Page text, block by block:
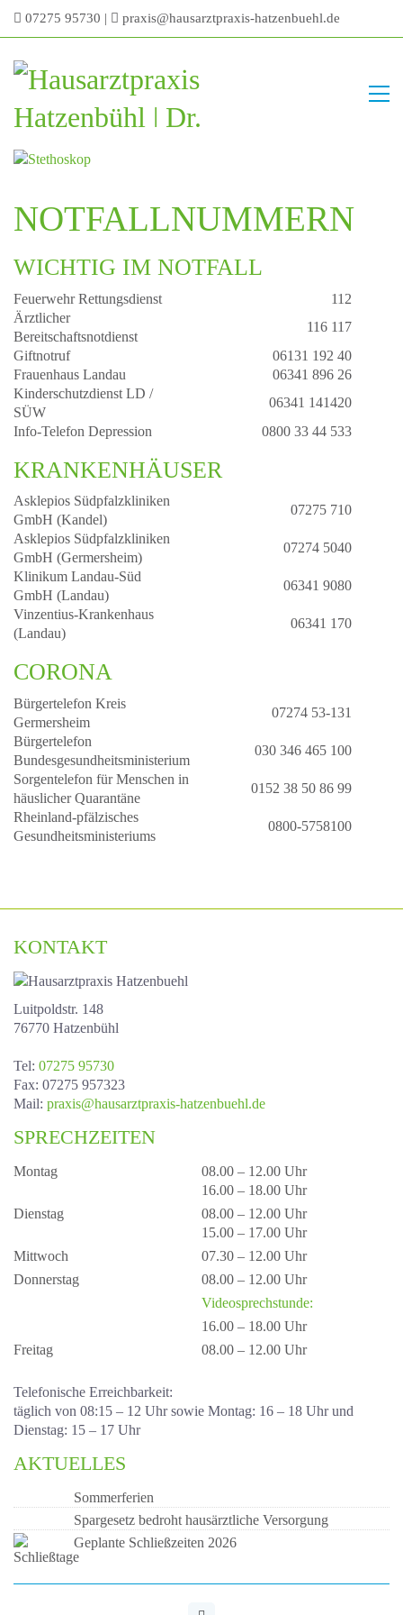
07275 95730 | praxis@hausarztpraxis-hatzenbuehl.de
NOTFALLNUMMERN
WICHTIG IM NOTFALL
Feuerwehr Rettungsdienst
112
Ärztlicher
Bereitschaftsnotdienst
116 117
Giftnotruf
06131 192 40
Frauenhaus Landau
06341 896 26
Kinderschutzdienst LD /
SÜW
06341 141420
Info-Telefon Depression
0800 33 44 533
KRANKENHÄUSER
Asklepios Südpfalzkliniken
GmbH (Kandel)
07275 710
Asklepios Südpfalzkliniken
GmbH (Germersheim)
07274 5040
Klinikum Landau-Süd
GmbH (Landau)
06341 9080
Vinzentius-Krankenhaus
(Landau)
06341 170
CORONA
Bürgertelefon Kreis
Germersheim
07274 53-131
Bürgertelefon
Bundesgesundheitsministerium
030 346 465 100
Sorgentelefon für Menschen in
häuslicher Quarantäne
0152 38 50 86 99
Rheinland-pfälzisches
Gesundheitsministeriums
0800-5758100
KONTAKT
Luitpoldstr. 148
76770 Hatzenbühl
Tel: 07275 95730
Fax: 07275 957323
Mail: praxis@hausarztpraxis-hatzenbuehl.de
SPRECHZEITEN
Montag
08.00 – 12.00 Uhr
16.00 – 18.00 Uhr
Dienstag
08.00 – 12.00 Uhr
15.00 – 17.00 Uhr
Mittwoch
07.30 – 12.00 Uhr
Donnerstag
08.00 – 12.00 Uhr
Videosprechstunde:
16.00 – 18.00 Uhr
Freitag
08.00 – 12.00 Uhr
Telefonische Erreichbarkeit:
täglich von 08:15 – 12 Uhr sowie Montag: 16 – 18 Uhr und
Dienstag: 15 – 17 Uhr
AKTUELLES
Sommerferien
Spargesetz bedroht hausärztliche Versorgung
Geplante Schließzeiten 2026